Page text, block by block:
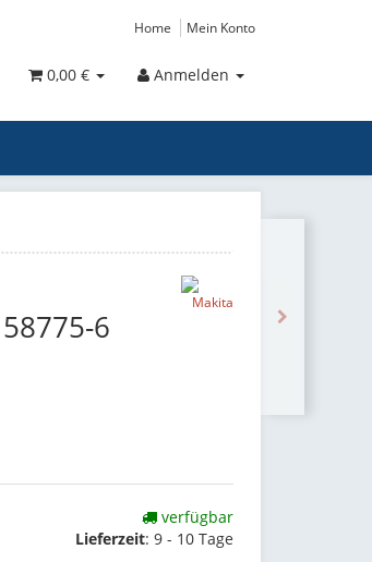
Home Mein Konto
Anmelden
0,00 €
6
verfügbar
Lieferzeit: 9 - 10 Tage